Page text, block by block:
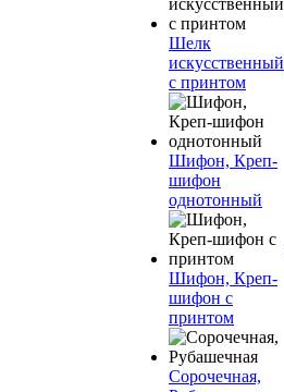
Шелк
искусственный
с принтом
Шифон, Креп-
шифон
однотонный
Шифон, Креп-
шифон с
принтом
Сорочечная,